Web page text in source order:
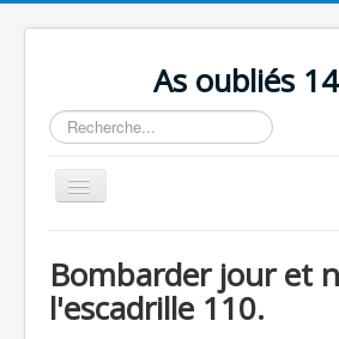
As oubliés
Rechercher
Basculer
la
Chronologie
Escadrilles
Bombarder jour et
l'escadrille 110.